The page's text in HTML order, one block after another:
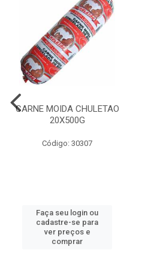
CARNE MOIDA CHULETAO
20X500G
Código: 30307
Faça seu login ou
cadastre-se para
ver preços e
comprar